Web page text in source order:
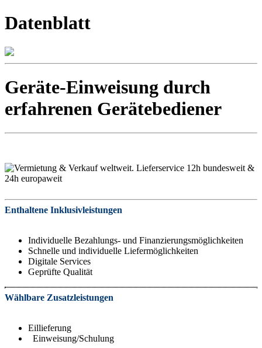
Datenblatt
Geräte-Einweisung durch
erfahrenen Gerätebediener
Enthaltene Inklusivleistungen
Individuelle Bezahlungs- und Finanzierungsmöglichkeiten
Schnelle und individuelle Liefermöglichkeiten
Digitale Services
Geprüfte Qualität
Wählbare Zusatzleistungen
Eillieferung
Einweisung/Schulung